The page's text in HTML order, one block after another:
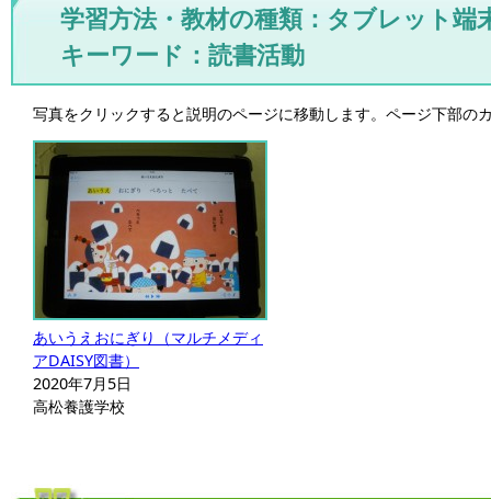
学習方法・教材の種類：タブレット端
キーワード：読書活動
写真をクリックすると説明のページに移動します。ページ下部
あいうえおにぎり（マルチメディ
アDAISY図書）
2020年7月5日
高松養護学校